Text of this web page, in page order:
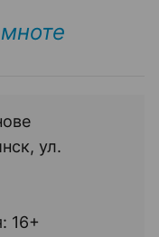
ул.
16+